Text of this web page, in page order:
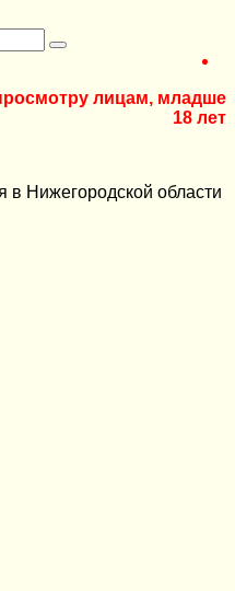
лицам, младше
18 лет
в Нижегородской области